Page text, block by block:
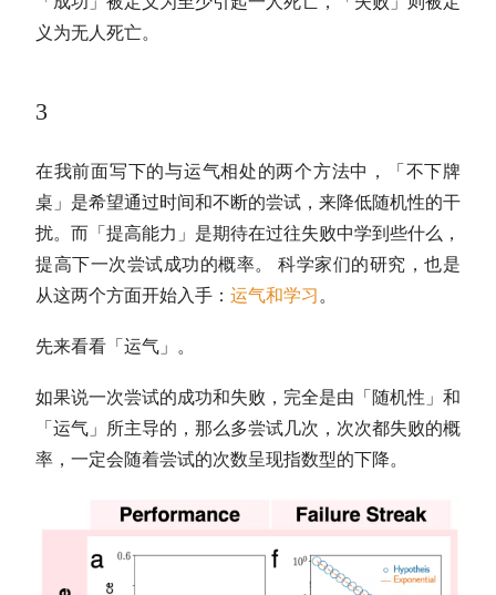
义为无人死亡。
3
在我前面写下的与运气相处的两个方法中，「不下牌
桌」是希望通过时间和不断的尝试，来降低随机性的干
扰。而「提高能力」是期待在过往失败中学到些什么，
提高下一次尝试成功的概率。 科学家们的研究，也是
从这两个方面开始入手： 运气和学习 。
先来看看「运气」。
如果说一次尝试的成功和失败，完全是由「随机性」和
「运气」所主导的，那么多尝试几次，次次都失败的概
率，一定会随着尝试的次数呈现指数型的下降。